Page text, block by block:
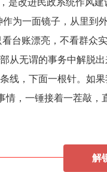
是改进民政系统作风
为一面镜子，从里到
看台账漂亮，不看群
从无谓的事务中解脱
线，下面一根针。如
情，一锤接着一茬敲
解